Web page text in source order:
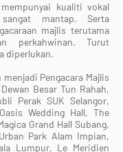
kualiti vokal
mantap. Serta
majlis terutama
perkahwinan. Turut
diperlukan.
Pengacara Majlis
Besar Tun Rahah,
Perak SUK Selangor,
Wedding Hall, The
Grand Hall Subang,
Park Alam Impian,
Lumpur, Le Meridien